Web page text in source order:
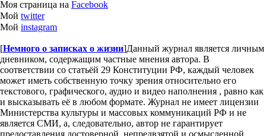
Моя страница на Facebook
Мой twitter
Мой instagram
[Немного о записках о жизни]Данный журнал является личным
дневником, содержащим частные мнения автора. В
соответствии со статьёй 29 Конституции РФ, каждый человек
может иметь собственную точку зрения относительно его
текстового, графического, аудио и видео наполнения , равно как
и высказывать её в любом формате. Журнал не имеет лицензии
Министерства культуры и массовых коммуникаций РФ и не
является СМИ, а, следовательно, автор не гарантирует
предоставления достоверной, непредвзятой и осмысленной